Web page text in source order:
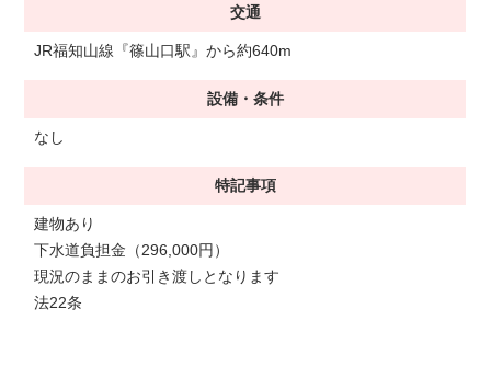
交通
JR福知山線『篠山口駅』から約640m
設備・条件
なし
特記事項
建物あり
下水道負担金（296,000円）
現況のままのお引き渡しとなります
法22条